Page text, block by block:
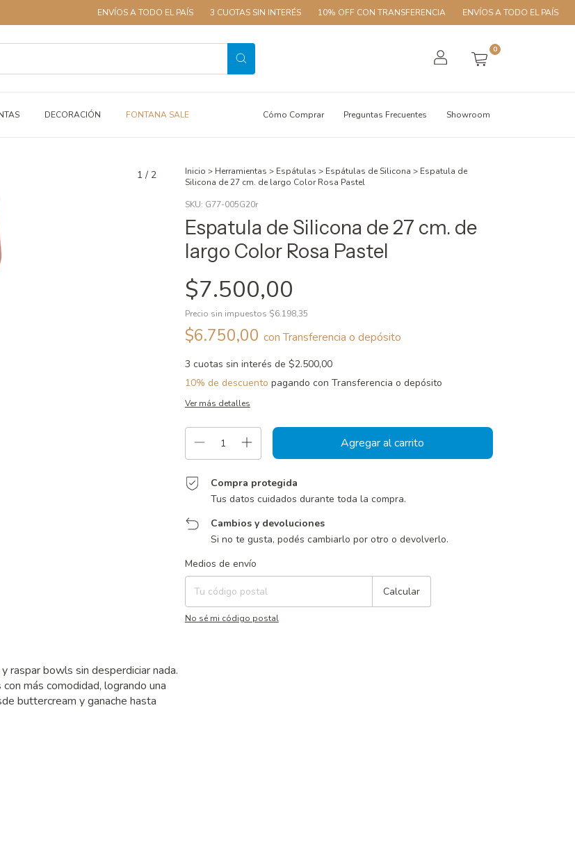
ENVÍOS A TODO EL PAÍS 3 CUOTAS SIN INTERÉS 10% OFF CON TRANSFERENCIA ENVÍOS A TODO EL PAÍS 3 CUOTAS
0
DECORACIÓN FONTANA SALE Cómo Comprar Preguntas Frecuentes Showroom
1 / 2 Inicio > Herramientas > Espátulas > Espátulas de Silicona > Espatula de
Silicona de 27 cm. de largo Color Rosa Pastel
SKU: G77-005G20r
Espatula de Silicona de 27 cm. de
largo Color Rosa Pastel
$7.500,00
Precio sin impuestos $6.198,35
$6.750,00 con Transferencia o depósito
3 cuotas sin interés de $2.500,00
10% de descuento pagando con Transferencia o depósito
Ver más detalles
Compra protegida
Tus datos cuidados durante toda la compra.
Cambios y devoluciones
Si no te gusta, podés cambiarlo por otro o devolverlo.
Entregas para el CP:
Medios de envío
Calcular
No sé mi código postal
raspar bowls sin desperdiciar nada.
más comodidad, logrando una
buttercream y ganache hasta